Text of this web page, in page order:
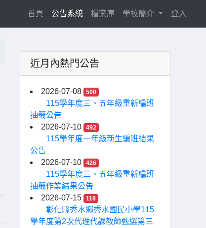
首頁 (current)
公告系統 檔案庫 學校簡介 登入
近月內熱門公告
2026-07-08 500
115學年度三、五年級重新編班
抽籤公告
2026-07-10
492
115學年度一年級新生編班結果
公告
2026-07-10
426
115學年度三、五年級重新編班
抽籤作業結果公告
2026-07-15
118
彰化縣秀水鄉秀水國民小學115
學年度第2次代理代課教師甄選第三